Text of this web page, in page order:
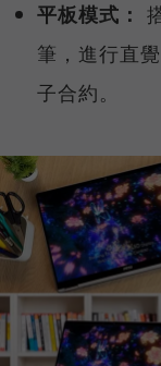
平板模式：
筆，進行直
子合約。